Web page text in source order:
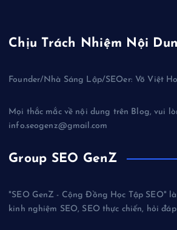
Chịu Trách Nhiệm Nội
Founder/Nhà Sáng Lập/SEOer: Võ Việt
Mọi thắc mắc về nội dung trên Blog, vui
info.seogenz@gmail.com
Group SEO GenZ
"SEO GenZ - Cộng Đồng Học Tập SEO"
kinh nghiệm SEO, SEO thực chiến, hỏi đáp